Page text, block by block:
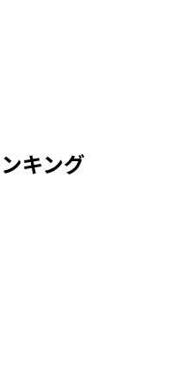
キング